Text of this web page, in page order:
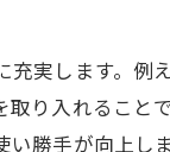
実します。例
り入れること
勝手が向上し